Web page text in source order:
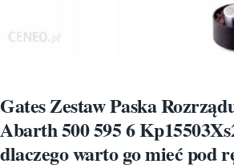
Gates Zestaw Paska
Abarth 500 595 6
dlaczego warto go mieć pod